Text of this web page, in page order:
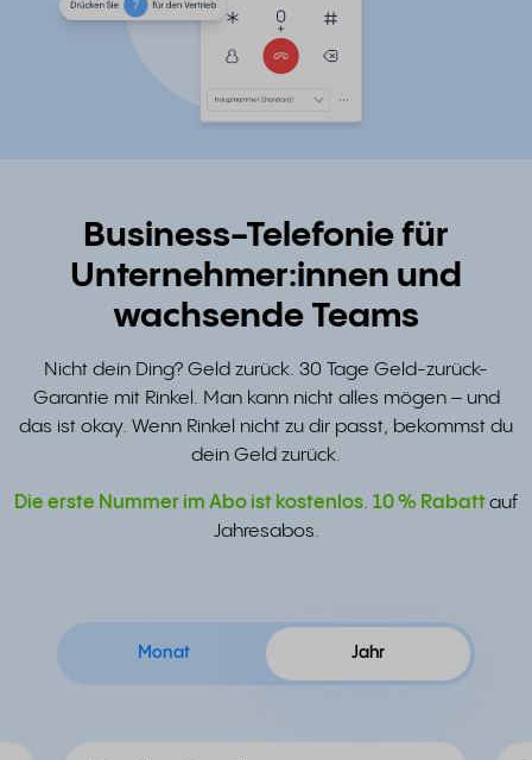
Business-Telefonie für
Unternehmer:innen und
wachsende Teams
Nicht dein Ding? Geld zurück. 30 Tage Geld-zurück-
Garantie mit Rinkel. Man kann nicht alles mögen – und
das ist okay. Wenn Rinkel nicht zu dir passt, bekommst du
dein Geld zurück.
Die erste Nummer im Abo ist kostenlos. 10 % Rabattauf
Jahresabos.
Monat Jahr